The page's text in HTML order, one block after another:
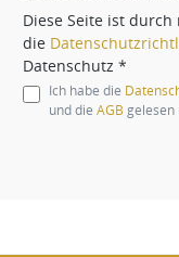
Diese Seite ist durch
die
Datenschutz *
Ich habe die
und die AGB